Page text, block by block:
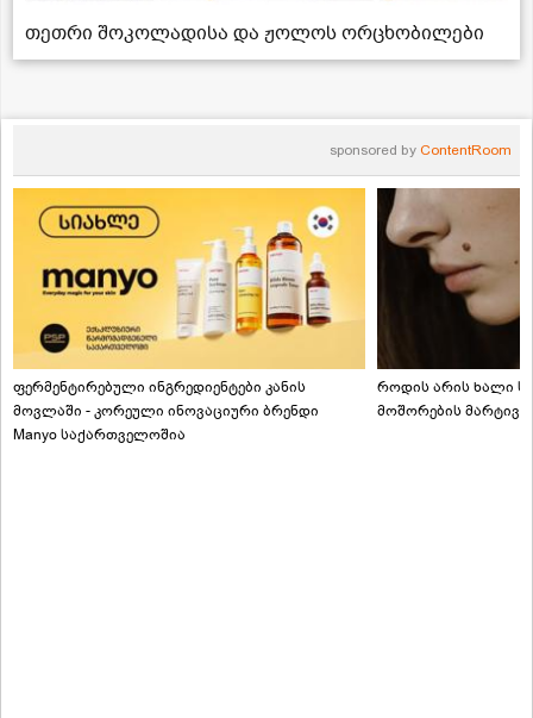
თეთრი შოკოლადისა და ჟოლოს ორცხობილები
sponsored by ContentRoom
ფერმენტირებული ინგრედიენტები კანის
მოვლაში - კორეული ინოვაციური ბრენდი
Manyo საქართველოშია
როდის არის ხალი
მოშორების